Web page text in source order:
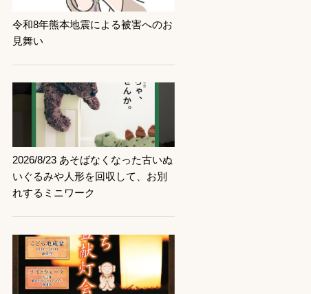
令和8年熊本地震による被害へのお
見舞い
2026/8/23 あそばなくなった古いぬ
いぐるみや人形を回収して、お別
れするミニワーク
記事を読む
記事を読む